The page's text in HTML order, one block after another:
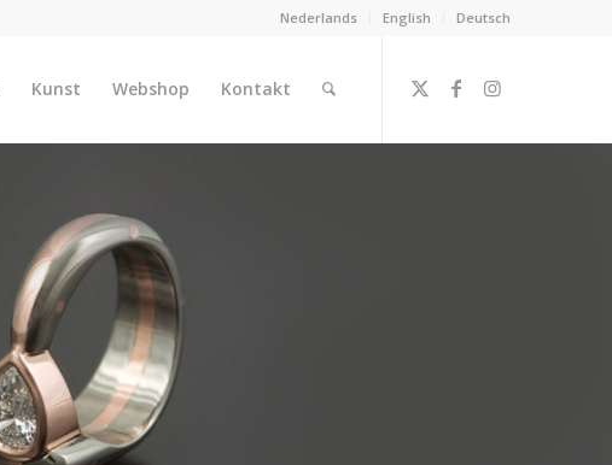
Nederlands English Deutsch
Kunst Webshop Kontakt